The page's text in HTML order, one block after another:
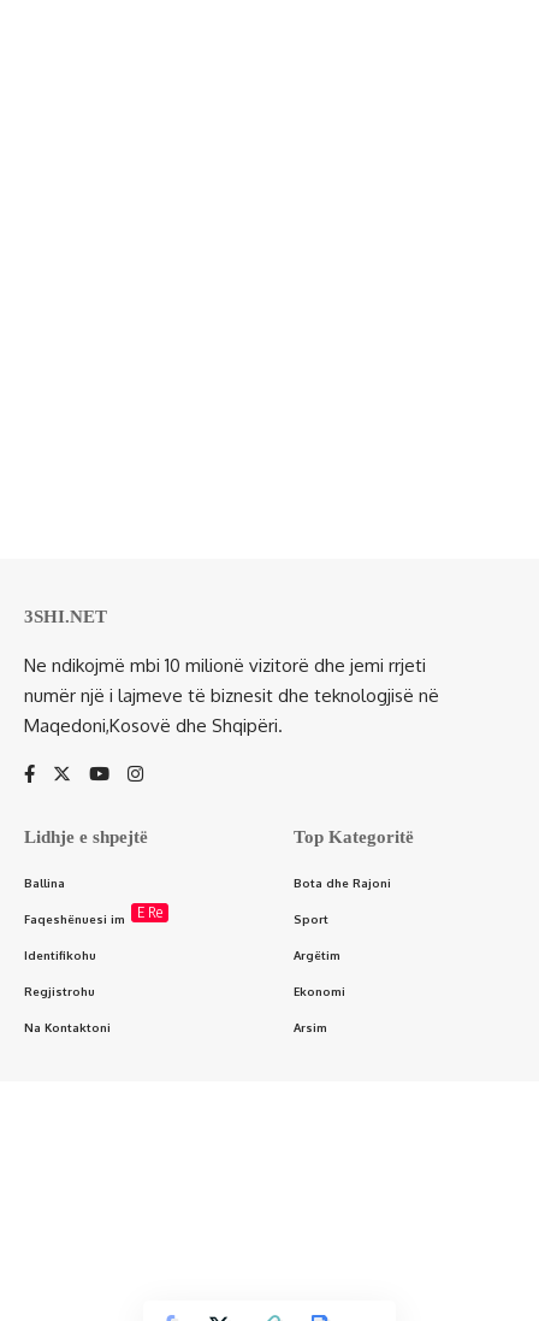
3SHI.NET
Ne ndikojmë mbi 10 milionë vizitorë dhe jemi rrjeti
numër një i lajmeve të biznesit dhe teknologjisë në
Maqedoni,Kosovë dhe Shqipëri.
Lidhje e shpejtë
Ballina
Faqeshënuesi im E Re
Identifikohu
Regjistrohu
Na Kontaktoni
Top Kategoritë
Bota dhe Rajoni
Sport
Argëtim
Ekonomi
Arsim